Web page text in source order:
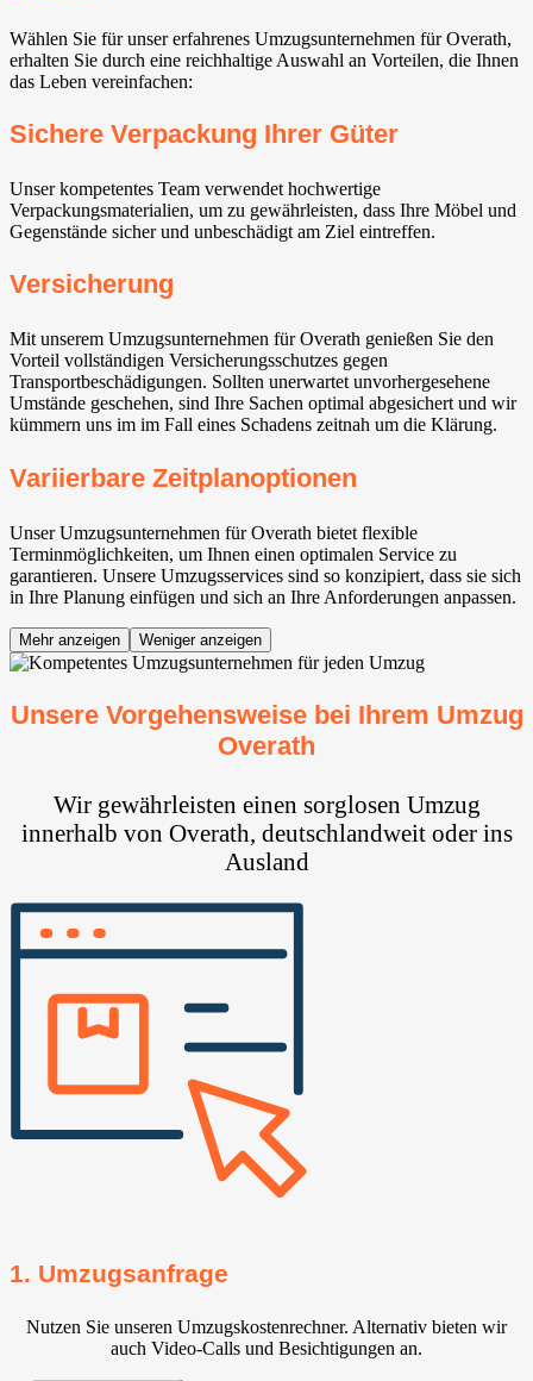
Wählen Sie für unser erfahrenes Umzugsunternehmen für Overath,
erhalten Sie durch eine reichhaltige Auswahl an Vorteilen, die Ihnen
das Leben vereinfachen:
Sichere Verpackung Ihrer Güter
Unser kompetentes Team verwendet hochwertige
Verpackungsmaterialien, um zu gewährleisten, dass Ihre Möbel und
Gegenstände sicher und unbeschädigt am Ziel eintreffen.
Versicherung
Mit unserem Umzugsunternehmen für Overath genießen Sie den
Vorteil vollständigen Versicherungsschutzes gegen
Transportbeschädigungen. Sollten unerwartet unvorhergesehene
Umstände geschehen, sind Ihre Sachen optimal abgesichert und wir
kümmern uns im im Fall eines Schadens zeitnah um die Klärung.
Variierbare Zeitplanoptionen
Unser Umzugsunternehmen für Overath bietet flexible
Terminmöglichkeiten, um Ihnen einen optimalen Service zu
garantieren. Unsere Umzugsservices sind so konzipiert, dass sie sich
in Ihre Planung einfügen und sich an Ihre Anforderungen anpassen.
Mehr anzeigen Weniger anzeigen
Unsere Vorgehensweise bei Ihrem Umzug
Overath
Wir gewährleisten einen sorglosen Umzug
innerhalb von Overath, deutschlandweit oder ins
Ausland
1. Umzugsanfrage
Nutzen Sie unseren Umzugskostenrechner. Alternativ bieten wir
auch Video-Calls und Besichtigungen an.